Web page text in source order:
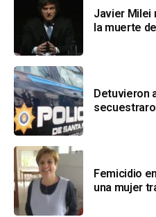
Javier Milei
la muerte
Detuvieron
Femicidio
una mujer